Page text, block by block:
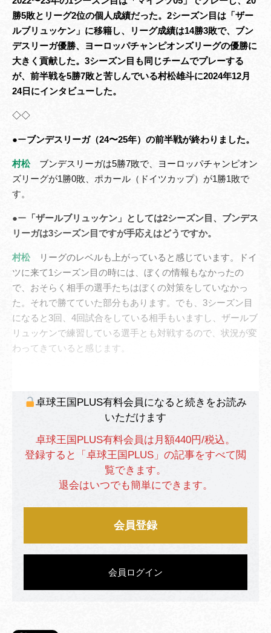
勝5敗とリーグ2位の個人成績だった。2シーズン目は「ザー
ルブリュッケン」に移籍し、リーグ成績は14勝3敗で、ブン
デスリーガ優勝、ヨーロッパチャンピオンズリーグの優勝に
大きく貢献した。3シーズン目も同じチームでプレーする
が、前半戦を5勝7敗と苦しんでいる村松雄斗に2024年12月
24日にインタビューした。
◇◇
●ーブンデスリーガ（24〜25年）の前半戦が終わりました。
村松ブンデスリーガは5勝7敗で、ヨーロッパチャンピオン
ズリーグが1勝0敗、ポカール（ドイツカップ）が1勝1敗で
す。
●ー 「ザールブリュッケン」としては2シーズン目、ブンデス
リーガは3シーズン目ですが手応えはどうですか。
村松 リーグのレベルも上がっていると感じています。ドイ
ツに来て1シーズン目の時には、ぼくの情報もなかったの
で、おそらく相手の選手たちはぼくの対策をしていなかっ
た。それで勝てていた部分もあります。でも、3シーズン目
になると3回、4回試合をしている相手もいますし、ザールブ
リュッケンで練習している選手とも対戦するので、状況が変
わってきていると感じます。
卓球王国PLUS有料会員になると続きをお読み
いただけます
卓球王国PLUS有料会員は月額440円/税込。
登録すると「卓球王国PLUS」の記事をすべて閲
覧できます。
退会はいつでも簡単にできます。
会員登録
会員ログイン